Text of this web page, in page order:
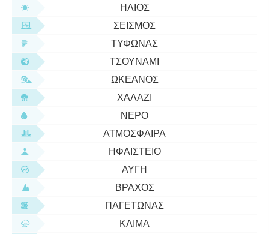
ΉΛΙΟΣ
ΣΕΙΣΜΌΣ
ΤΥΦΏΝΑΣ
ΤΣΟΥΝΆΜΙ
ΩΚΕΑΝΌΣ
ΧΑΛΆΖΙ
ΝΕΡΌ
ΑΤΜΌΣΦΑΙΡΑ
ΗΦΑΊΣΤΕΙΟ
ΑΥΓΉ
ΒΡΆΧΟΣ
ΠΑΓΕΤΏΝΑΣ
ΚΛΊΜΑ